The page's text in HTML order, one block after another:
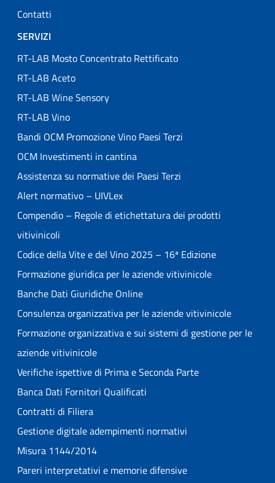
Contatti
SERVIZI
RT-LAB Mosto Concentrato Rettificato
RT-LAB Aceto
RT-LAB Wine Sensory
RT-LAB Vino
Bandi OCM Promozione Vino Paesi Terzi
OCM Investimenti in cantina
Assistenza su normative dei Paesi Terzi
Alert normativo – UIVLex
Compendio – Regole di etichettatura dei prodotti
vitivinicoli
Codice della Vite e del Vino 2025 – 16ª Edizione
Formazione giuridica per le aziende vitivinicole
Banche Dati Giuridiche Online
Consulenza organizzativa per le aziende vitivinicole
Formazione organizzativa e sui sistemi di gestione per le
aziende vitivinicole
Verifiche ispettive di Prima e Seconda Parte
Banca Dati Fornitori Qualificati
Contratti di Filiera
Gestione digitale adempimenti normativi
Misura 1144/2014
Pareri interpretativi e memorie difensive